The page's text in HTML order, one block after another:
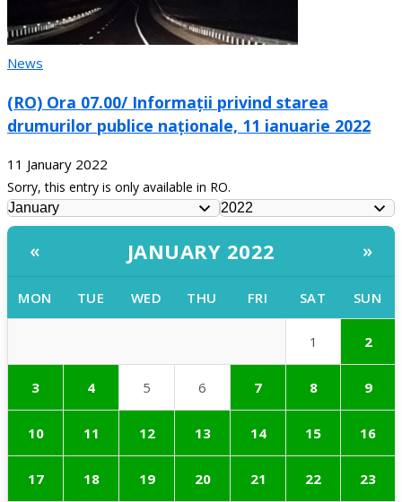
News
(RO) Ora 07.00/ Informații privind starea
drumurilor publice naționale, 11 ianuarie 2022
11 January 2022
Sorry, this entry is only available in RO.
« JANUARY 2022 »
MON TUE WED THU FRI SAT SUN
1 2
3 4 5 6 7 8 9
10 11 12 13 14 15 16
17 18 19 20 21 22 23